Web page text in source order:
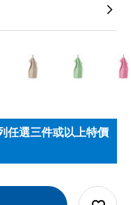
任選三件或以上特價